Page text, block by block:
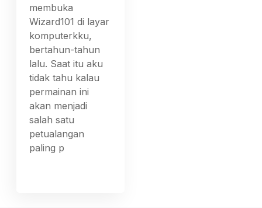
membuka
Wizard101 di layar
komputerkku,
bertahun-tahun
lalu. Saat itu aku
tidak tahu kalau
permainan ini
akan menjadi
salah satu
petualangan
paling p